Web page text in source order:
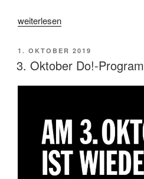
„Do!Cast
35.
Donnerstagsdemo“
weiterlesen
VERÖFFENTLICHT
AM
1. OKTOBER 2019
3. Oktober Do!-